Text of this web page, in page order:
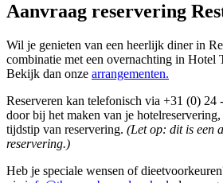
Aanvraag reservering
Wil je genieten van een heerlijk diner in
combinatie met een overnachting in Hotel
Bekijk dan onze arrangementen.
Reserveren kan telefonisch via +31 (0) 24
door bij het maken van je
tijdstip van reservering. (Let op: dit is een
reservering.)
Heb je speciale wensen of